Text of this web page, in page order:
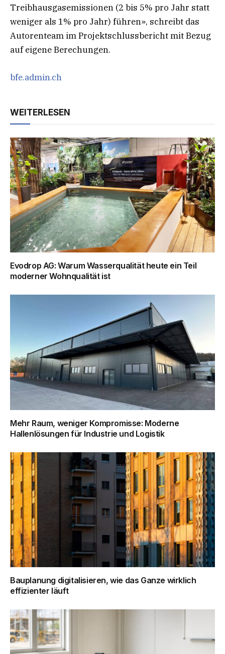
Treibhausgasemissionen (2 bis 5% pro Jahr statt
weniger als 1% pro Jahr) führen», schreibt das
Autorenteam im Projektschlussbericht mit Bezug
auf eigene Berechungen.
bfe.admin.ch
WEITERLESEN
Evodrop AG: Warum Wasserqualität heute ein Teil
moderner Wohnqualität ist
Mehr Raum, weniger Kompromisse: Moderne
Hallenlösungen für Industrie und Logistik
Bauplanung digitalisieren, wie das Ganze wirklich
effizienter läuft